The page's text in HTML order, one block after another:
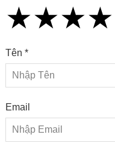
★
★★
★★★
★★★★
★★★★
Tên *
Email